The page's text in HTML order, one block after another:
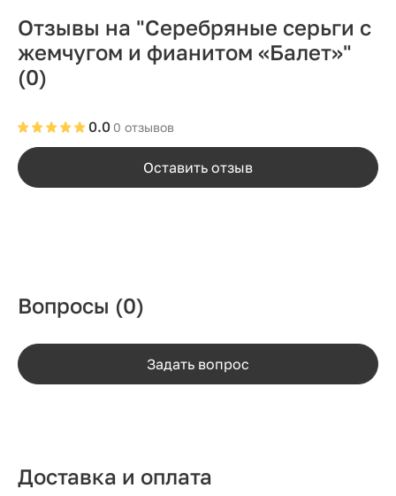
Отзывы на "Серебряные серьги с
жемчугом и фианитом «Балет»"
(0)
0 отзывов
0.0
Оставить отзыв
Вопросы (0)
Задать вопрос
Доставка и оплата